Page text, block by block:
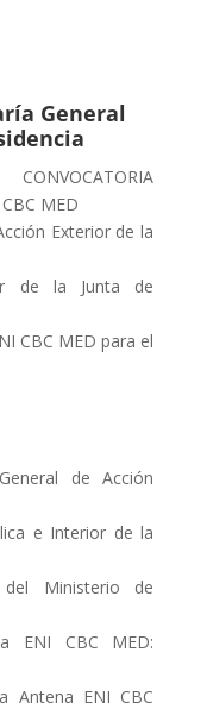
General
MED
Exterior de la
de la Junta de
CBC MED para el
de Acción
e Interior de la
del Ministerio de
ENI CBC MED:
Antena ENI CBC